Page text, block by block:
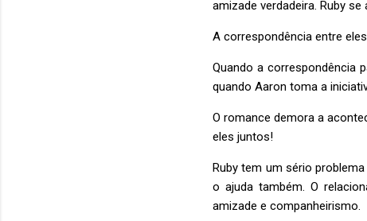
amizade verdadeira. Ruby
A correspondência entre
Quando a correspondência
quando Aaron toma a
O romance demora a
eles juntos!
Ruby tem um sério
o ajuda também. O
amizade e companheirismo.